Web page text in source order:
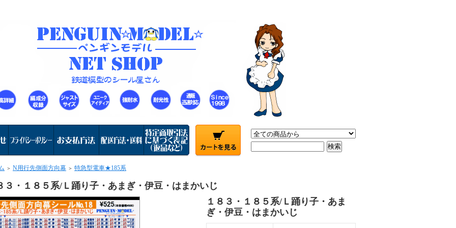
＞ N用行先側面方向幕 ＞ 特急型電車★185系
３・１８５系/Ｌ踊り子・あまぎ・伊豆・はまかいじ
１８３・１８５系/Ｌ踊り子・あま
ぎ・伊豆・はまかいじ